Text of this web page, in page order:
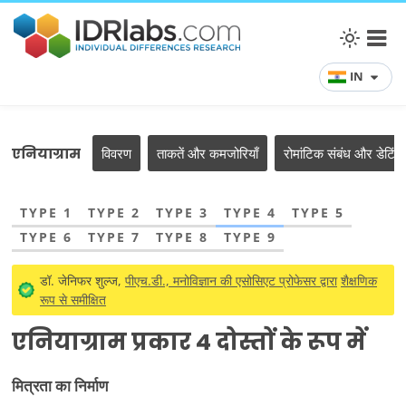
IN
एनियाग्राम विवरण ताकतें और कमजोरियाँ रोमांटिक संबंध और डेटिंग
TYPE 1 TYPE 2 TYPE 3 TYPE 4
TYPE 5
TYPE 6
TYPE 7 TYPE 8 TYPE 9
डॉ. जेनिफर शुल्ज, पीएच.डी., मनोविज्ञान की एसोसिएट प्रोफेसर द्वारा शैक्षणिक
रूप से समीक्षित
एनियाग्राम प्रकार 4 दोस्तों के रूप में
मित्रता का निर्माण